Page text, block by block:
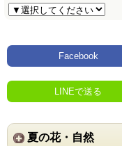
Facebook
LINEで送る
夏の花・自然